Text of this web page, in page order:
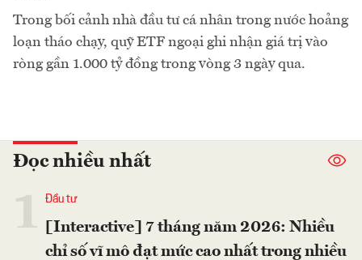
Trong bối cảnh nhà đầu tư cá nhân trong nước hoảng
loạn tháo chạy, quỹ ETF ngoại ghi nhận giá trị vào
ròng gần 1.000 tỷ đồng trong vòng 3 ngày qua.
Đọc nhiều nhất
Đầu tư
[Interactive] 7 tháng năm 2026: Nhiều
chỉ số vĩ mô đạt mức cao nhất trong nhiều